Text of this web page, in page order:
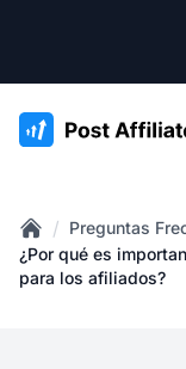
:site.title
Home
/ Preguntas
¿Por qué es
para los afiliados?